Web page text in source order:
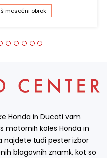
mesečni obrok
Honda in Ducati vam
motornih koles Honda in
najdete tudi pester izbor
blagovnih znamk, kot so